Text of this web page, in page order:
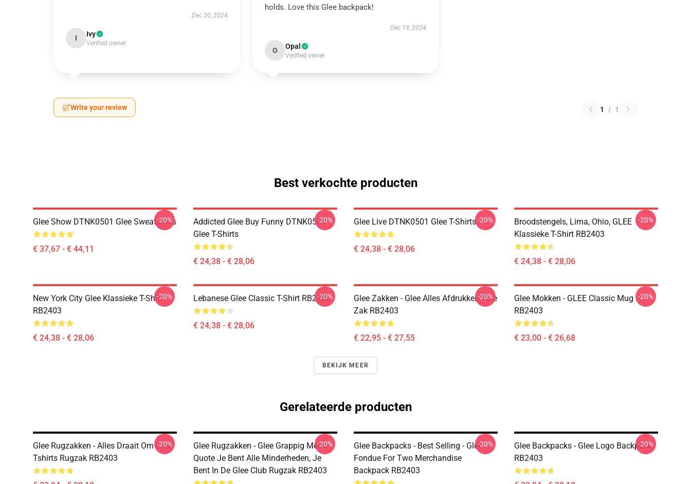
Dec 20, 2024
I Ivy
Verified owner
holds. Love this Glee backpack!
Dec 19, 2024
O Opal
Verified owner
Write your review 1 / 1
Best verkochte producten
Glee Show DTNK0501 Glee Sweatshirts
€ 37,67 - € 44,11
-20%
Addicted Glee Buy Funny DTNK0501
Glee T-Shirts
€ 24,38 - € 28,06
-20% Glee Live DTNK0501 Glee T-Shirts
€ 24,38 - € 28,06
-20%
Broodstengels, Lima, Ohio, GLEE
Klassieke T-Shirt RB2403
€ 24,38 - € 28,06
-20%
New York City Glee Klassieke T-Shirt
RB2403
€ 24,38 - € 28,06
-20% Lebanese Glee Classic T-Shirt RB2403
€ 24,38 - € 28,06
-20%
Glee Zakken - Glee Alles Afdrukken Tote
Zak RB2403
€ 22,95 - € 27,55
-20%
Glee Mokken - GLEE Classic Mug
RB2403
€ 23,00 - € 26,68
-20%
BEKIJK MEER
Gerelateerde producten
Glee Rugzakken - Alles Draait Om Glee
Tshirts Rugzak RB2403
-20%
Glee Rugzakken - Glee Grappig Meme
Quote Je Bent Alle Minderheden, Je
Bent In De Glee Club Rugzak RB2403
-20%
Glee Backpacks - Best Selling - Glee
Fondue For Two Merchandise
Backpack RB2403
-20%
Glee Backpacks - Glee Logo Backpack
RB2403
-20%